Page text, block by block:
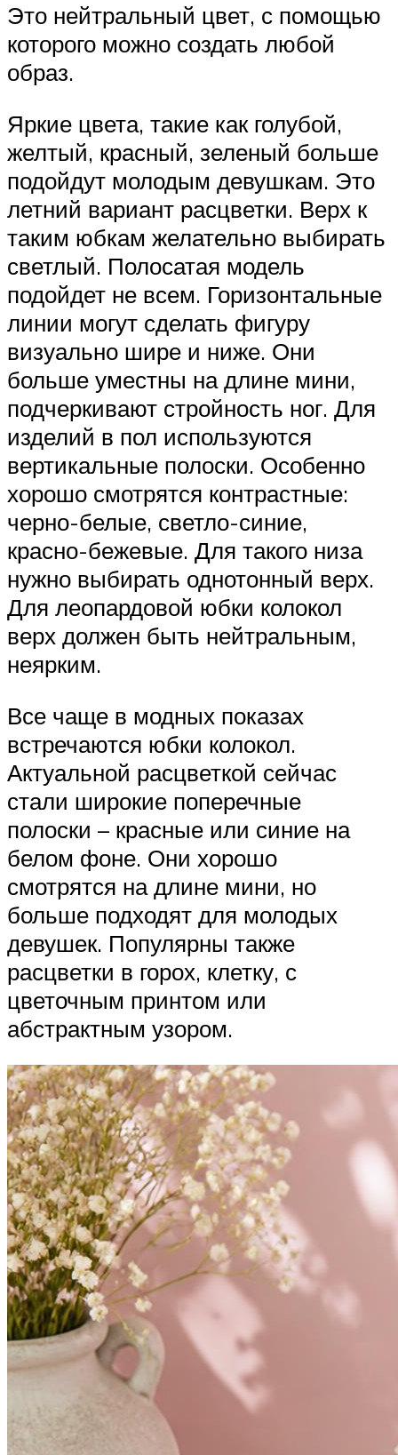
Это нейтральный цвет, с помощью
которого можно создать любой
образ.
Яркие цвета, такие как голубой,
желтый, красный, зеленый больше
подойдут молодым девушкам. Это
летний вариант расцветки. Верх к
таким юбкам желательно выбирать
светлый. Полосатая модель
подойдет не всем. Горизонтальные
линии могут сделать фигуру
визуально шире и ниже. Они
больше уместны на длине мини,
подчеркивают стройность ног. Для
изделий в пол используются
вертикальные полоски. Особенно
хорошо смотрятся контрастные:
черно-белые, светло-синие,
красно-бежевые. Для такого низа
нужно выбирать однотонный верх.
Для леопардовой юбки колокол
верх должен быть нейтральным,
неярким.
Все чаще в модных показах
встречаются юбки колокол.
Актуальной расцветкой сейчас
стали широкие поперечные
полоски – красные или синие на
белом фоне. Они хорошо
смотрятся на длине мини, но
больше подходят для молодых
девушек. Популярны также
расцветки в горох, клетку, с
цветочным принтом или
абстрактным узором.